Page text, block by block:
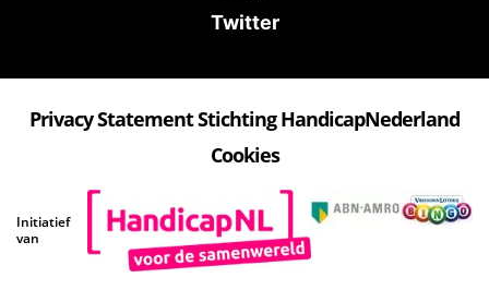
Twitter
Privacy Statement Stichting HandicapNederland
Cookies
Initiatief
van